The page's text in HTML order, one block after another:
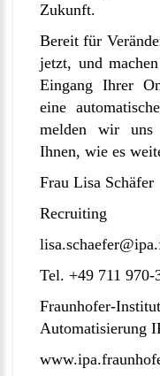
Zukunft.
Bereit für
jetzt, und
Eingang Ihrer
eine
melden wir uns
Ihnen, wie es
Frau Lisa Schäfer
Recruiting
Tel. +49 711 970-
Fraunhofer-
Automatisierung